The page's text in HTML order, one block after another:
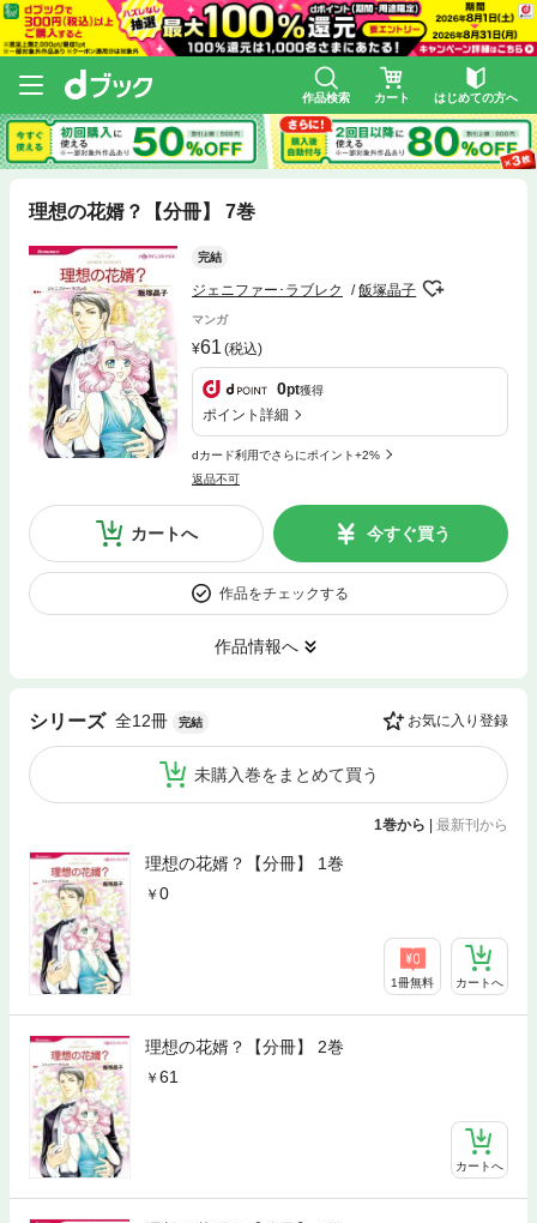
作品検索 カート はじめての方へ
理想の花婿？【分冊】 7巻
完結
ジェニファー･ラブレク 飯塚晶子
マンガ
61 (税込)
0pt獲得
ポイント詳細
dカード利用でさらにポイント+2%
返品不可
カートへ 今すぐ買う
作品をチェックする
作品情報へ
シリーズ 全12冊 完結 お気に入り登録
未購入巻をまとめて買う
1巻から 最新刊から
理想の花婿？【分冊】 1巻
0
1冊無料 カートへ
理想の花婿？【分冊】 2巻
61
カートへ